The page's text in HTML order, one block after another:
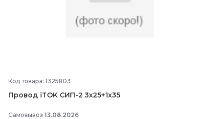
Код товара: 1325803
Провод iTOK СИП-2 3х25+1х35
Самовывоз 13.08.2026